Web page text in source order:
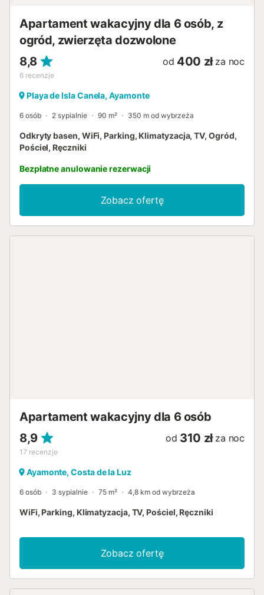
Apartament wakacyjny dla 6 osób, z
ogród, zwierzęta dozwolone
8,8
6 recenzje
od 400 zł za noc
Playa de Isla Canela, Ayamonte
6 osób 2 sypialnie 90 m² 350 m od wybrzeża
Odkryty basen, WiFi, Parking, Klimatyzacja, TV, Ogród,
Pościel, Ręczniki
Bezpłatne anulowanie rezerwacji
Zobacz ofertę
Apartament wakacyjny dla 6 osób
8,9
17 recenzje
od 310 zł za noc
Ayamonte, Costa de la Luz
6 osób 3 sypialnie 75 m² 4,8 km od wybrzeża
WiFi, Parking, Klimatyzacja, TV, Pościel, Ręczniki
Zobacz ofertę